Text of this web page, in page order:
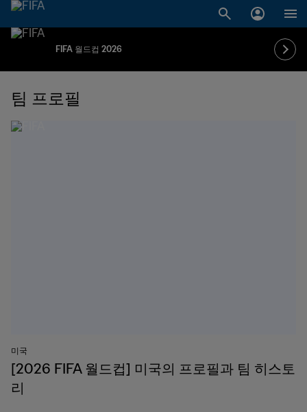
FIFA 월드컵 2026
팀 프로필
미국
[2026 FIFA 월드컵] 미국의 프로필과 팀 히스토
리